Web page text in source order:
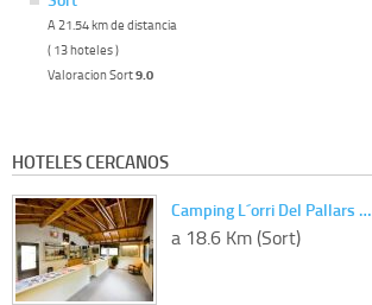
A 21.54 km de distancia
( 13 hoteles )
Valoracion Sort9.0
HOTELES CERCANOS
Camping L´orri Del Pallars …
a 18.6 Km (Sort)